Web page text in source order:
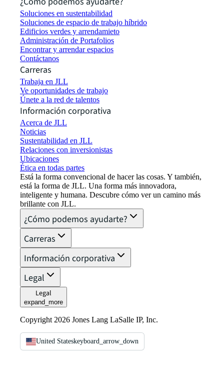
Soluciones en sustentabilidad
Soluciones de espacio de trabajo híbrido
Edificios verdes y arrendamieto
Administración de Portafolios
Encontrar y arrendar espacios
Contáctanos
Carreras
Trabaja en JLL
Ve oportunidades de trabajo
Únete a la red de talentos
Información corporativa
Acerca de JLL
Noticias
Sustentabilidad en JLL
Relaciones con inversionistas
Ubicaciones
Ética en todas partes
Está la forma convencional de hacer las cosas. Y también,
está la forma de JLL. Una forma más innovadora,
inteligente y humana. Descubre cómo ver un camino más
brillante con JLL.
¿Cómo podemos ayudarte?
Carreras
Información corporativa
Legal
Legal
expand_more
Copyright 2026 Jones Lang LaSalle IP, Inc.
United Stateskeyboard_arrow_down